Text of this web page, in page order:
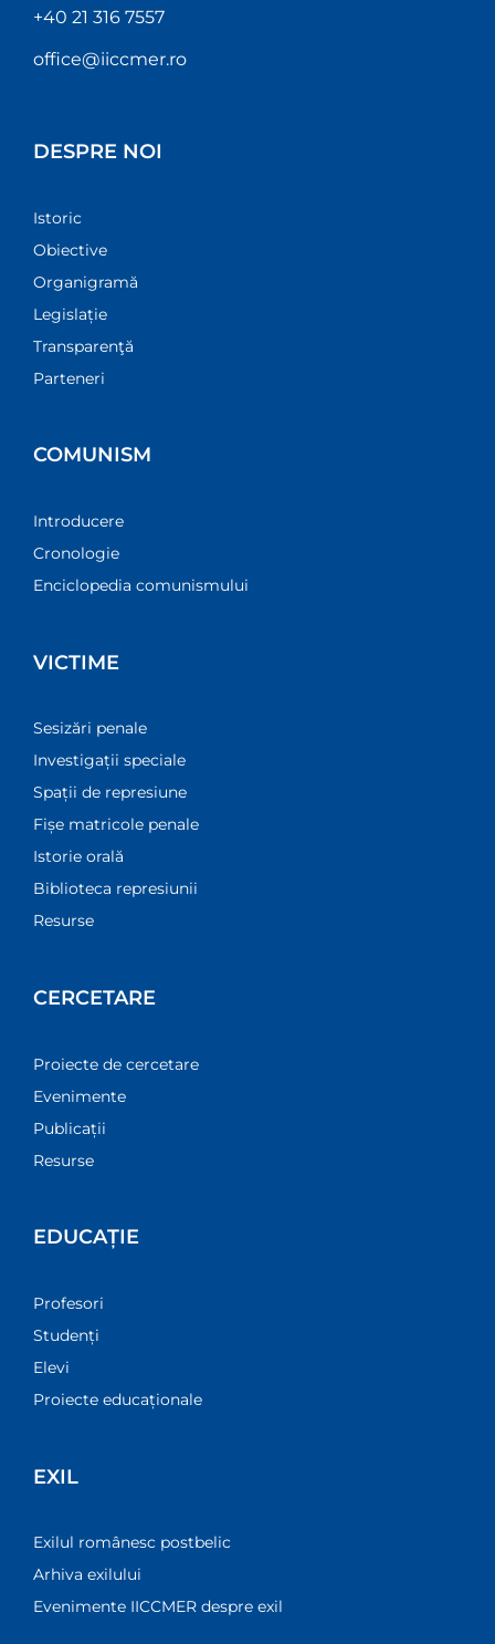
+40 21 316 7557
office@iiccmer.ro
DESPRE NOI
Istoric
Obiective
Organigramă
Legislație
Transparenţă
Parteneri
COMUNISM
Introducere
Cronologie
Enciclopedia comunismului
VICTIME
Sesizări penale
Investigații speciale
Spații de represiune
Fișe matricole penale
Istorie orală
Biblioteca represiunii
Resurse
CERCETARE
Proiecte de cercetare
Evenimente
Publicații
Resurse
EDUCAȚIE
Profesori
Studenți
Elevi
Proiecte educaționale
EXIL
Exilul românesc postbelic
Arhiva exilului
Evenimente IICCMER despre exil